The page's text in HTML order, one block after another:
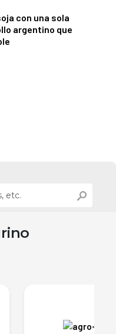
con una sola
argentino que